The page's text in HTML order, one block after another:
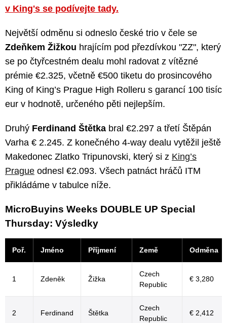
v King's se podívejte tady.
Největší odměnu si odneslo české trio v čele se
Zdeňkem Žižkou hrajícím pod přezdívkou "ZZ", který
se po čtyřcestném dealu mohl radovat z vítězné
prémie €2.325, včetně €500 tiketu do prosincového
King of King’s Prague High Rolleru s garancí 100 tisíc
eur v hodnotě, určeného pěti nejlepším.
Druhý Ferdinand Štětka bral €2.297 a třetí Štěpán
Varha € 2.245. Z konečného 4-way dealu vytěžil ještě
Makedonec Zlatko Tripunovski, který si z King’s
Prague odnesl €2.093. Všech patnáct hráčů ITM
přikládáme v tabulce níže.
MicroBuyins Weeks DOUBLE UP Special
Thursday: Výsledky
Poř. Jméno Příjmení Země Odměna
1 Zdeněk Žižka
Czech
Republic
€ 3,280
2 Ferdinand Štětka
Czech
Republic
€ 2,412